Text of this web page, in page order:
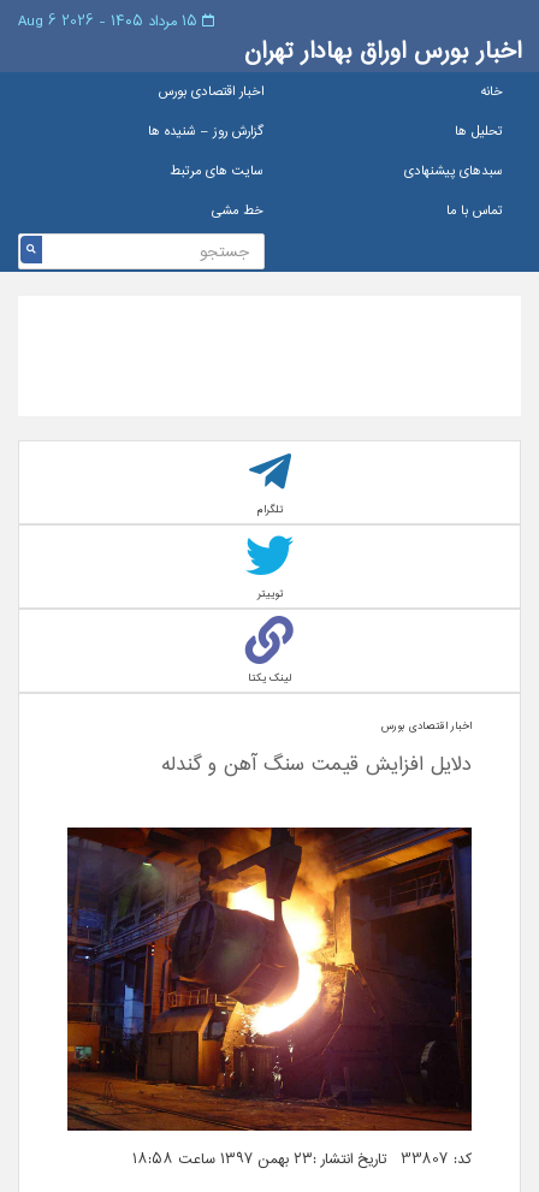
اخبار بورس اوراق بهادار تهران
خانه
اخبار اقتصادی بورس
تحلیل ها
گزارش روز – شنيده ها
سبدهای پیشنهادی
سایت های مرتبط
تماس با ما
خط مشی
تلگرام
توییتر
لینک یکتا
اخبار اقتصادی بورس
دلایل افزایش قیمت سنگ آهن و گندله
کد: 33807 تاریخ انتشار :۲۳ بهمن ۱۳۹۷ ساعت ۱۸:۵۸